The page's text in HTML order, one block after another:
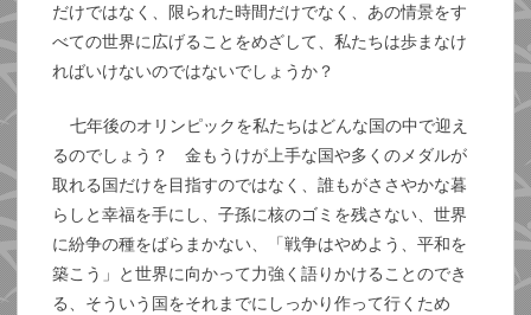
だけではなく、限られた時間だけでなく、あの情景をす
べての世界に広げることをめざして、私たちは歩まなけ
ればいけないのではないでしょうか？
七年後のオリンピックを私たちはどんな国の中で迎え
るのでしょう？ 金もうけが上手な国や多くのメダルが
取れる国だけを目指すのではなく、誰もがささやかな暮
らしと幸福を手にし、子孫に核のゴミを残さない、世界
に紛争の種をばらまかない、「戦争はやめよう、平和を
築こう」と世界に向かって力強く語りかけることのでき
る、そういう国をそれまでにしっかり作って行くため